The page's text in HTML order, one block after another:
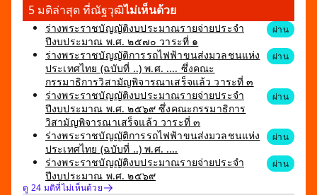
5 มติล่าสุด ที่ณัฐวุฒิไม่เห็นด้วย
ร่างพระราชบัญญัติงบประมาณรายจ่ายประจำ
ปีงบประมาณ พ.ศ. ๒๕๗๐ วาระที่ ๑
ผ่าน
ร่างพระราชบัญญัติการรถไฟฟ้าขนส่งมวลชนแห่ง
ประเทศไทย (ฉบับที่ ..) พ.ศ. .... ซึ่งคณะ
กรรมาธิการวิสามัญพิจารณาเสร็จแล้ว วาระที่ ๓
ผ่าน
ร่างพระราชบัญญัติงบประมาณรายจ่ายประจำ
ปีงบประมาณ พ.ศ. ๒๕๖๙ ซึ่งคณะกรรมาธิการ
วิสามัญพิจารณาเสร็จแล้ว วาระที่ ๓
ผ่าน
ร่างพระราชบัญญัติการรถไฟฟ้าขนส่งมวลชนแห่ง
ประเทศไทย (ฉบับที่ ..) พ.ศ. ....
ผ่าน
ร่างพระราชบัญญัติงบประมาณรายจ่ายประจำ
ปีงบประมาณ พ.ศ. ๒๕๖๙
ผ่าน
ดู 24 มติที่ไม่เห็นด้วย